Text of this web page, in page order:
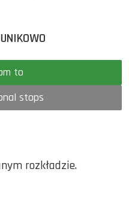
Valid from to
stops
rozkładzie.